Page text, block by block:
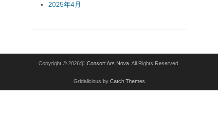
2025年4月
Copyright © 2026年 Consort Ars Nova . All Rights Reserved.
Gridalicious by Catch Themes